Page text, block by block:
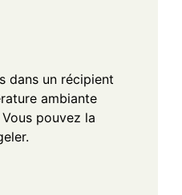
dans un récipient
ambiante
pouvez la